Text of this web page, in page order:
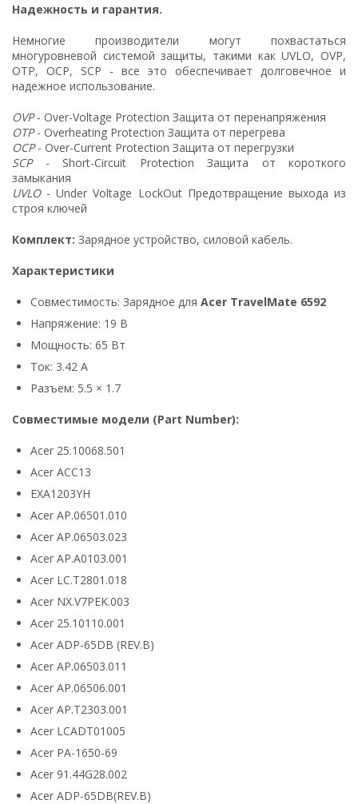
Надежность и гарантия.
Немногие производители могут похвастаться
многуровневой системой защиты, такими как UVLO, OVP,
OTP, OCP, SCP - все это обеспечивает долговечное и
надежное использование.
OVP- Over-Voltage Protection Защита от перенапряжения
OTP- Overheating Protection Защита от перегрева
OCP- Over-Current Protection Защита от перегрузки
SCP- Short-Circuit Protection Защита от короткого
замыкания
UVLO- Under Voltage LockOut Предотвращение выхода из
строя ключей
Комплект: Зарядное устройство, силовой кабель.
Характеристики
Совместимость: Зарядное для Acer TravelMate 6592
Напряжение: 19 В
Мощность: 65 Вт
Ток: 3.42 А
Разъем: 5.5 × 1.7
Совместимые модели (Part Number):
Acer 25.10068.501
Acer ACC13
EXA1203YH
Acer AP.06501.010
Acer AP.06503.023
Acer AP.A0103.001
Acer LC.T2801.018
Acer NX.V7PEK.003
Acer 25.10110.001
Acer ADP-65DB (REV.B)
Acer AP.06503.011
Acer AP.06506.001
Acer AP.T2303.001
Acer LCADT01005
Acer PA-1650-69
Acer 91.44G28.002
Acer ADP-65DB(REV.B)